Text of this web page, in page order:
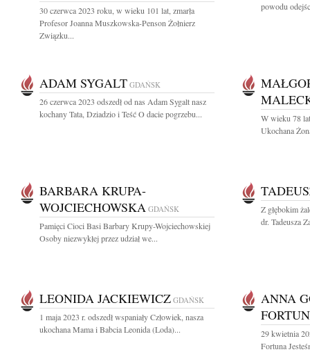
30 czerwca 2023 roku, w wieku 101 lat, zmarła
Profesor Joanna Muszkowska-Penson Żołnierz
Związku...
powodu
ADAM SYGALT GDAŃSK
26 czerwca 2023 odszedł od nas Adam Sygalt nasz
kochany Tata, Dziadzio i Teść O dacie pogrzebu...
W wieku 78
Ukochana
BARBARA KRUPA-
WOJCIECHOWSKA GDAŃSK
Pamięci Cioci Basi Barbary Krupy-Wojciechowskiej
Osoby niezwykłej przez udział we...
Z głębokim
dr. Tadeusza
LEONIDA JACKIEWICZ GDAŃSK
1 maja 2023 r. odszedł wspaniały Człowiek, nasza
ukochana Mama i Babcia Leonida (Loda)...
ANNA
29 kwietnia
Fortuna